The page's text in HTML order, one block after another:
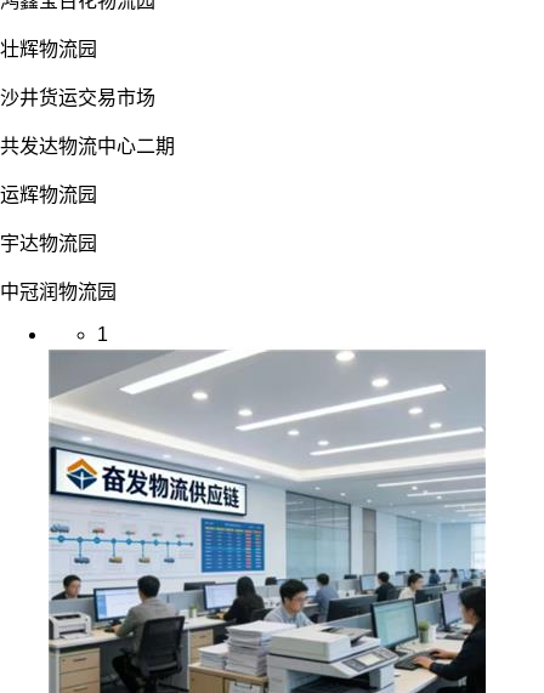
壮辉物流园
沙井货运交易市场
共发达物流中心二期
运辉物流园
宇达物流园
中冠润物流园
1